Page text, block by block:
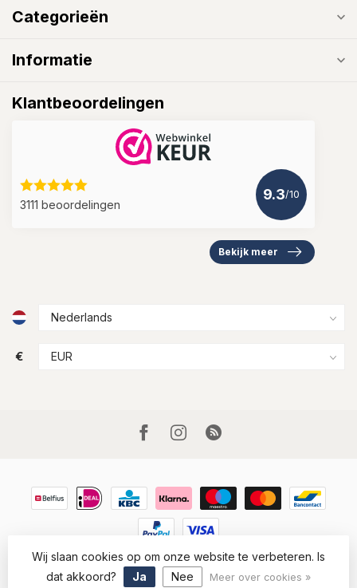
Categorieën
Informatie
Klantbeoordelingen
3111 beoordelingen
9.3/10
Bekijk meer
€
© Copyright 2026 Houtkamp Lederwaren- Powered by
Lightspeed- Lightspeed designbyDyvelopment
Wij slaan cookies op om onze website te verbeteren. Is
dat akkoord?
Ja Nee Meer over cookies »